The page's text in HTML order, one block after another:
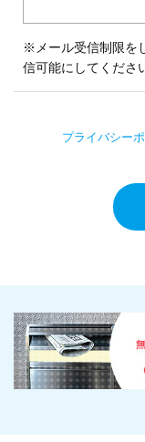
※メール受信制限を
信可能にしてくださ
プライバシー